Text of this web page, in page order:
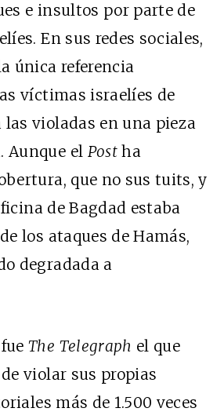
e insultos por parte de
En sus redes sociales,
única referencia
víctimas israelíes de
las violadas en una pieza
Aunque el Postha
que no sus tuits, y
de Bagdad estaba
los ataques de Hamás,
degradada a
fueThe Telegraph el que
de violar sus propias
más de 1.500 veces